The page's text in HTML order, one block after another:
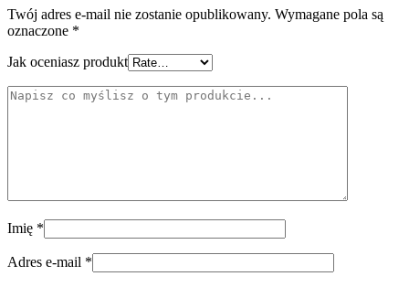
Twój adres e-mail nie zostanie opublikowany. Wymagane pola są
oznaczone *
Jak oceniasz produkt
Imię *
Adres e-mail *